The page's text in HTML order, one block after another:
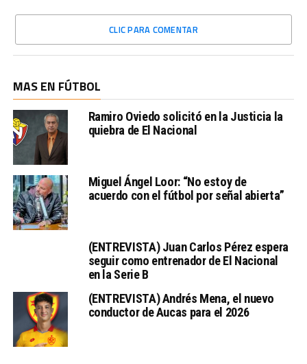
CLIC PARA COMENTAR
MAS EN FÚTBOL
Ramiro Oviedo solicitó en la Justicia la
quiebra de El Nacional
Miguel Ángel Loor: “No estoy de
acuerdo con el fútbol por señal abierta”
(ENTREVISTA) Juan Carlos Pérez espera
seguir como entrenador de El Nacional
en la Serie B
(ENTREVISTA) Andrés Mena, el nuevo
conductor de Aucas para el 2026